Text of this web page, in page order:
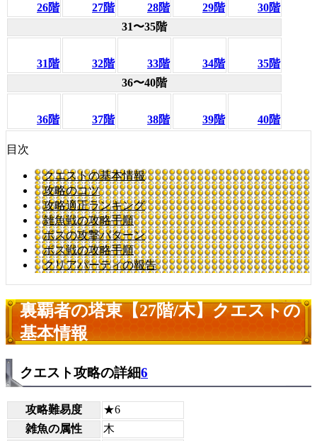
26階 27階 28階 29階
30階
31〜35階
31階 32階 33階 34階
35階
36〜40階
36階 37階 38階 39階 40階
目次
クエストの基本情報
攻略のコツ
攻略適正ランキング
雑魚戦の攻略手順
ボスの攻撃パターン
ボス戦の攻略手順
クリアパーティの報告
裏覇者の塔東【27階/木】クエストの
基本情報
クエスト攻略の詳細6
攻略難易度
★6
雑魚の属性
木